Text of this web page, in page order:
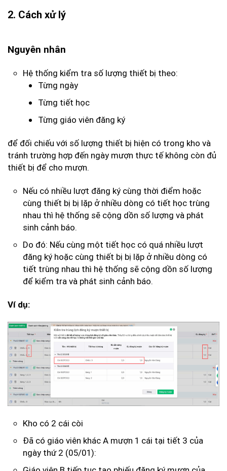
2. Cách xử lý
Nguyên nhân
Hệ thống kiểm tra số lượng thiết bị theo:
Từng ngày
Từng tiết học
Từng giáo viên đăng ký
để đối chiếu với số lượng thiết bị hiện có trong kho và
tránh trường hợp đến ngày mượn thực tế không còn đủ
thiết bị để cho mượn.
Nếu có nhiều lượt đăng ký cùng thời điểm hoặc
cùng thiết bị bị lặp ở nhiều dòng có tiết học trùng
nhau thì hệ thống sẽ cộng dồn số lượng và phát
sinh cảnh báo.
Do đó: Nếu cùng một tiết học có quá nhiều lượt
đăng ký hoặc cùng thiết bị bị lặp ở nhiều dòng có
tiết trùng nhau thì hệ thống sẽ cộng dồn số lượng
để kiểm tra và phát sinh cảnh báo.
Ví dụ:
Kho có 2 cái còi
Đã có giáo viên khác A mượn 1 cái tại tiết 3 của
ngày thứ 2 (05/01):